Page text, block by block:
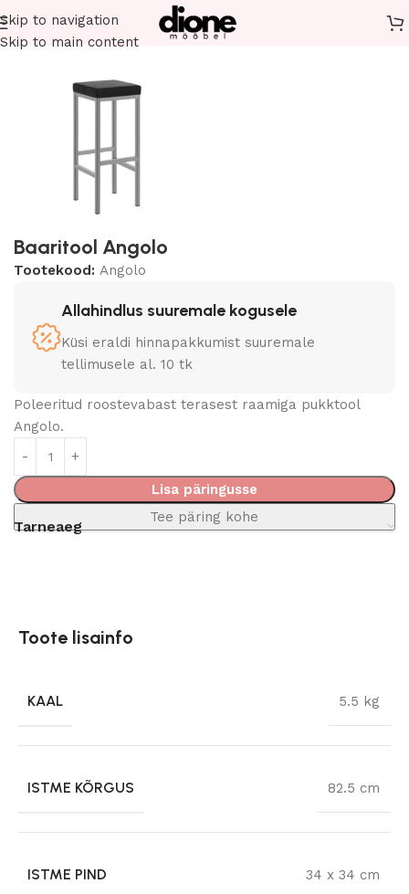
Skip to navigation
Skip to main content
Esileht Restorani mööbel Toolid
Baaritool Angolo
Tootekood: Angolo
Allahindlus suuremale kogusele
Küsi eraldi hinnapakkumist suuremale
tellimusele al. 10 tk
Poleeritud roostevabast terasest raamiga pukktool
Angolo.
Lisa päringusse
Tee päring kohe
Tarneaeg
Toote lisainfo
KAAL 5.5 kg
ISTME KÕRGUS 82.5 cm
ISTME PIND 34 x 34 cm